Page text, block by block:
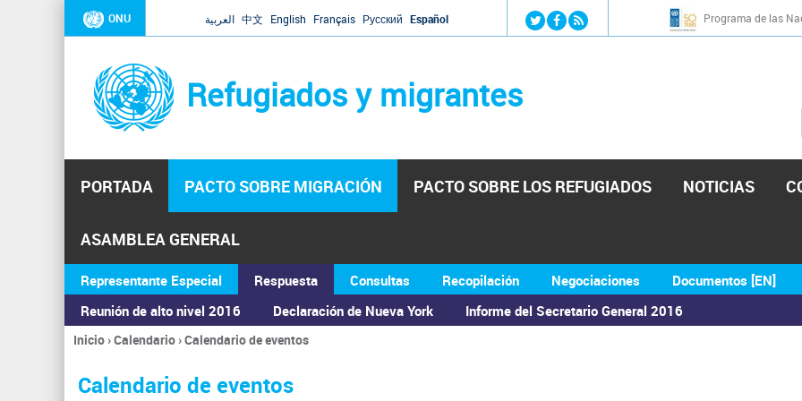
Jump to navigation
ONU العربية 中文 English Français Русский Español Programa de las
Refugiados y migrantes
PORTADA PACTO SOBRE MIGRACIÓN
Representante Especial
Respuesta
Reunión de alto nivel 2016
Declaración de Nueva York Informe del Secretario General 2016
Consultas Recopilación Negociaciones Documentos [EN]
PACTO SOBRE LOS REFUGIADOS NOTICIAS
ASAMBLEA GENERAL
Se
encuentra
usted
Inicio›Calendario›Calendario de eventos
Calendario de eventos